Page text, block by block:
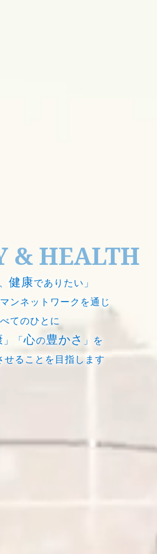
& HEALTH
健康でありたい」
ンネットワークを通じ
てのひとに
」「心の豊かさ 」を
せることを目指します